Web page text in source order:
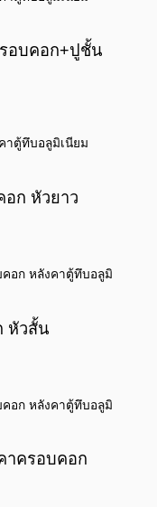
อบคอก+ปูชั้น
ก หัวยาว
หัวสั้น
าครอบคอก